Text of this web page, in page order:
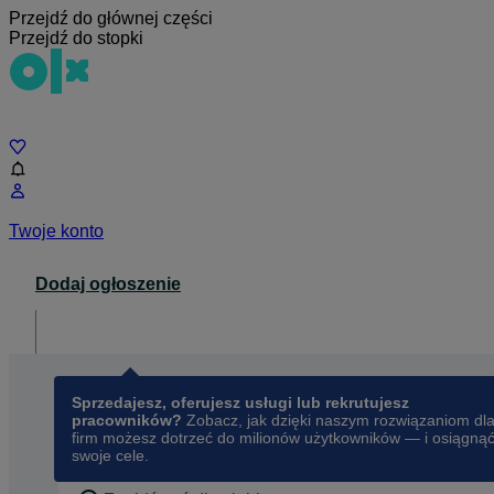
Przejdź do głównej części
Przejdź do stopki
Twoje konto
Dodaj ogłoszenie
Sprzedajesz, oferujesz usługi lub rekrutujesz
pracowników? Zobacz, jak dzięki naszym rozwiązaniom dla
firm możesz dotrzeć do milionów użytkowników — i osiągnąć
swoje cele.